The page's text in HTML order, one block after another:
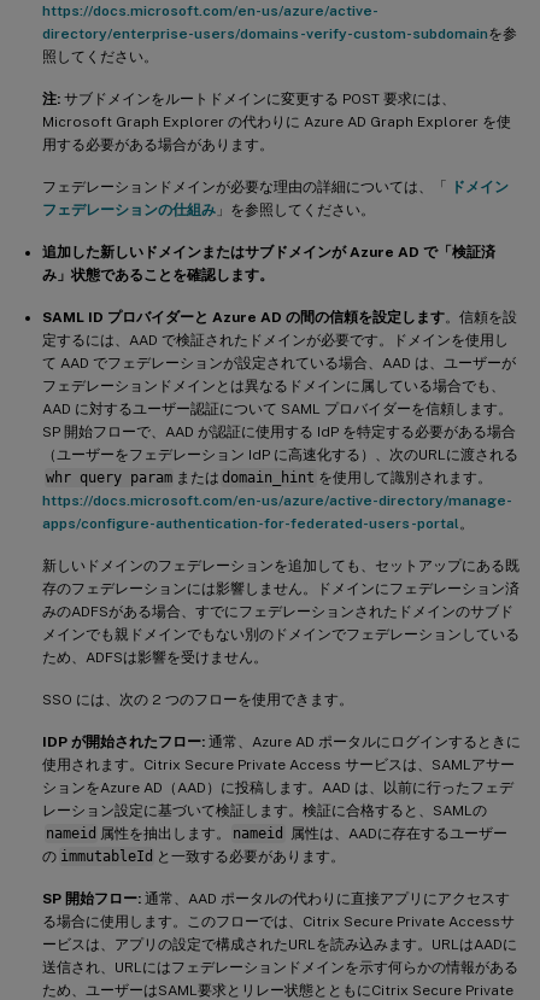
https://docs.microsoft.com/en-us/azure/active-
directory/enterprise-users/domains-verify-custom-subdomainを参
照してください。
注: サブドメインをルートドメインに変更する POST 要求には、
Microsoft Graph Explorer の代わりに Azure AD Graph Explorer を使
用する必要がある場合があります。
フェデレーションドメインが必要な理由の詳細については、「 ドメイン
フェデレーションの仕組み 」を参照してください。
追加した新しいドメインまたはサブドメインが Azure AD で「検証済
み」状態であることを確認します。
SAML ID プロバイダーと Azure AD の間の信頼を設定します。信頼を設
定するには、AAD で検証されたドメインが必要です。ドメインを使用し
て AAD でフェデレーションが設定されている場合、AAD は、ユーザーが
フェデレーションドメインとは異なるドメインに属している場合でも、
AAD に対するユーザー認証について SAML プロバイダーを信頼します。
SP 開始フローで、AAD が認証に使用する IdP を特定する必要がある場合
（ユーザーをフェデレーション IdP に高速化する）、次のURLに渡される
whr query param または domain_hint を使用して識別されます。
https://docs.microsoft.com/en-us/azure/active-directory/manage-
apps/configure-authentication-for-federated-users-portal 。
新しいドメインのフェデレーションを追加しても、セットアップにある既
存のフェデレーションには影響しません。ドメインにフェデレーション済
みのADFSがある場合、すでにフェデレーションされたドメインのサブド
メインでも親ドメインでもない別のドメインでフェデレーションしている
ため、ADFSは影響を受けません。
SSO には、次の 2 つのフローを使用できます。
IDP が開始されたフロー: 通常、Azure AD ポータルにログインするときに
使用されます。Citrix Secure Private Access サービスは、SAMLアサー
ションをAzure AD（AAD）に投稿します。AAD は、以前に行ったフェデ
レーション設定に基づいて検証します。検証に合格すると、SAMLの
nameid 属性を抽出します。 nameid
属性は、AADに存在するユーザー
の immutableId と一致する必要があります。
SP 開始フロー: 通常、AAD ポータルの代わりに直接アプリにアクセスす
る場合に使用します。このフローでは、Citrix Secure Private Accessサ
ービスは、アプリの設定で構成されたURLを読み込みます。URLはAADに
送信され、URLにはフェデレーションドメインを示す何らかの情報がある
ため、ユーザーはSAML要求とリレー状態とともにCitrix Secure Private